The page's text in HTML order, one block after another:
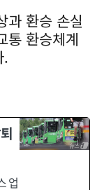
과 환승 손실
통 환승체계
.
업